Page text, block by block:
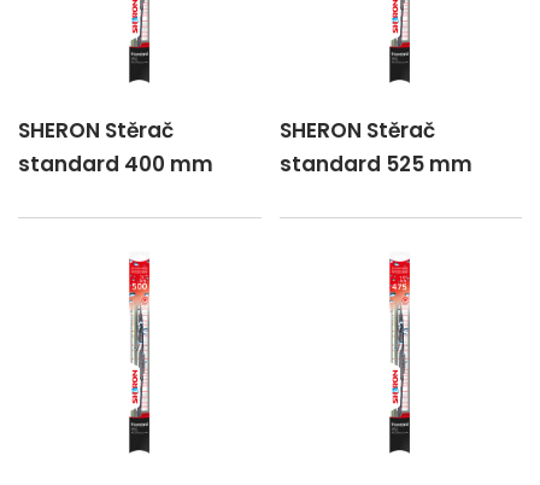
SHERON Stěrač
standard 400 mm
SHERON Stěrač
standard 525 mm